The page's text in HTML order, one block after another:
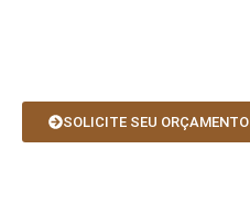
conteúdo
SOLICITE SEU ORÇAMENTO